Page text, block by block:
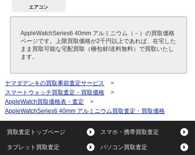
エアコン
AppleWatchSeries6 40mm アルミニウム（－）の買取価格
ページです。上限買取価格が2千円以上であれば、在宅した
まま買取可能な宅配買取（梱包材/送料無料）で買取いたし
ます。
ヤマダデンキの買取事前査定サービス
>
スマートウォッチ買取査定・買取価格
>
AppleWatch買取価格表・査定
>
AppleWatchSeries6 40mm アルミニウム買取査定・買取価格
買取査定トップページ スマホ・携帯買取査定
タブレット買取査定 パソコン買取査定